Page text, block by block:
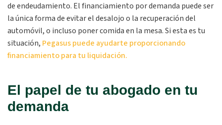
de endeudamiento. El financiamiento por demanda puede ser
la única forma de evitar el desalojo o la recuperación del
automóvil, o incluso poner comida en la mesa. Si esta es tu
situación, Pegasus puede ayudarte proporcionando
financiamiento para tu liquidación.
El papel de tu abogado en tu
demanda